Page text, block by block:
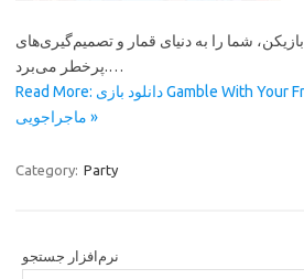
با امکان همکاری تا ۶ بازیکن، شما را به دنیای قمار و تصمیم‌گیری‌های
پرخطر می‌برد.…
Read More: دانلود بازی Gamble With Your Friends v1.0.7 – بازی
ماجراجویی »
Category: Party
نرم‌افزار جستجو